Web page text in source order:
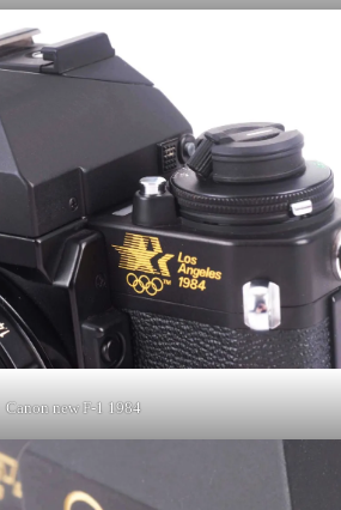
Canon new F-1 1984